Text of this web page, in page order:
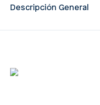
Descripción General